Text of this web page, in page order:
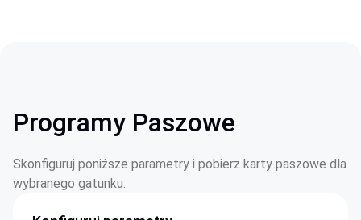
Programy Paszowe
Skonfiguruj poniższe parametry i pobierz karty paszowe dla
wybranego gatunku.